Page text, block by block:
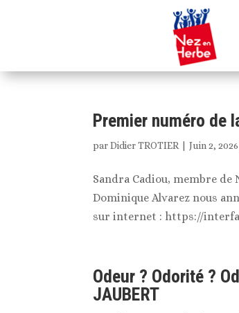
Premier numéro de
parDidier TROTIER|Juin 2, 2026
Sandra Cadiou, membre de
Dominique Alvarez nous
sur internet : https://
Odeur ? Odorité ?
JAUBERT